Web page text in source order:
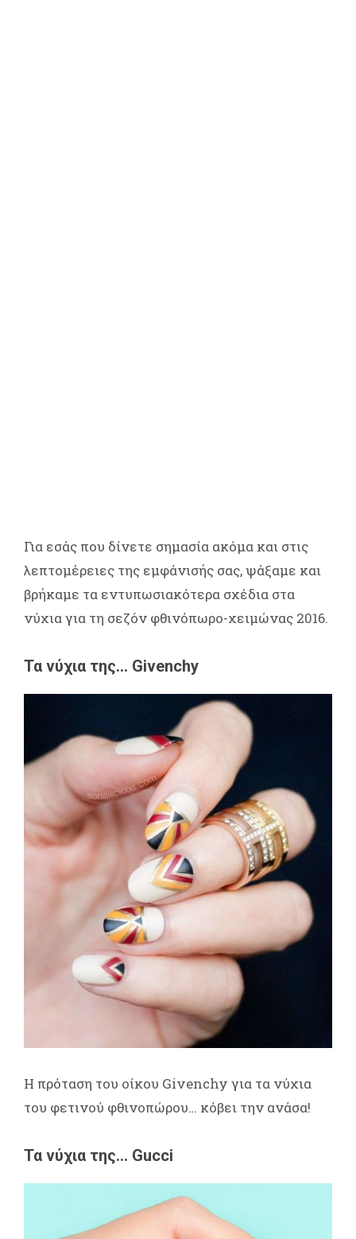
Για εσάς που δίνετε σημασία ακόμα και στις
λεπτομέρειες της εμφάνισής σας, ψάξαμε και
βρήκαμε τα εντυπωσιακότερα σχέδια στα
νύχια για τη σεζόν φθινόπωρο-χειμώνας 2016.
Τα νύχια της… Givenchy
Η πρόταση του οίκου Givenchy για τα νύχια
του φετινού φθινοπώρου… κόβει την ανάσα!
Τα νύχια της… Gucci